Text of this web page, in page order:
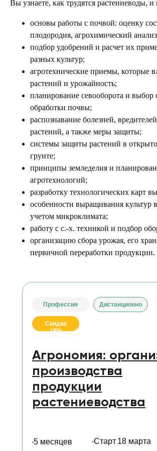
Вы узнаете, как трудятся растениеводы, и
основы работы с почвой: оценку
плодородия, агрохимический
подбор удобрений и расчет их
разных культур;
агротехнические приемы, которые
растений и урожайность;
планирование севооборота и выбор
обработки почвы;
распознавание болезней,
растений, а также меры защиты;
системы защиты растений в
грунте;
принципы земледелия и
агротехнологий;
разработку технологических карт
особенности выращивания культур
учетом микроклимата;
работу с с.-х. техникой и подбор
организацию сбора урожая, его
первичной переработки продукции.
Агрономия:
производства
продукции
растениеводства
Профессия
Старт 18 марта
5 месяцев
Дистанционно
Скидка
19%